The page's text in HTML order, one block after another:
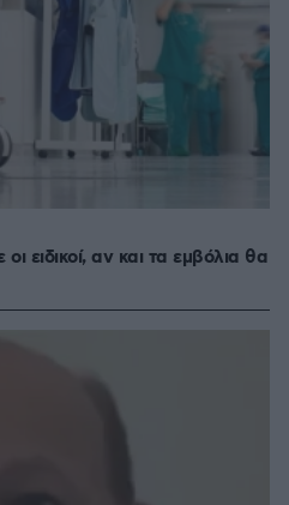
ειδικοί, αν και τα εμβόλια θα